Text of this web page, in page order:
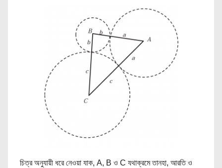
চিত্র অনুযায়ী ধরে নেওয়া যাক, A, B ও C যথাক্রমে তানহা, আরতি ও